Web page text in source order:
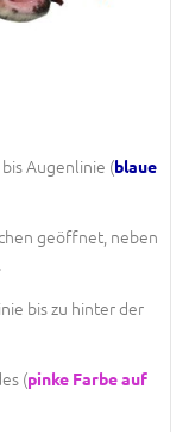
Augenlinie (blaue
geöffnet, neben
bis zu hinter der
(pinke Farbe auf